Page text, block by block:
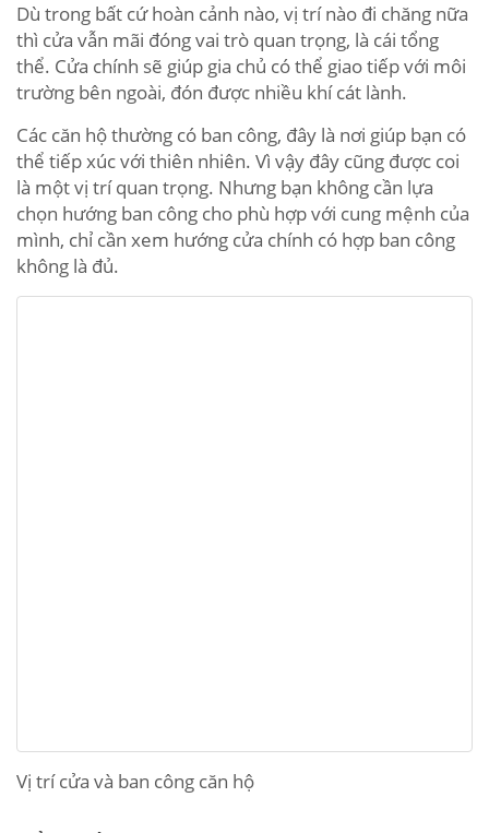
Dù trong bất cứ hoàn cảnh nào, vị trí nào đi chăng nữa
thì cửa vẫn mãi đóng vai trò quan trọng, là cái tổng
thể. Cửa chính sẽ giúp gia chủ có thể giao tiếp với môi
trường bên ngoài, đón được nhiều khí cát lành.
Các căn hộ thường có ban công, đây là nơi giúp bạn có
thể tiếp xúc với thiên nhiên. Vì vậy đây cũng được coi
là một vị trí quan trọng. Nhưng bạn không cần lựa
chọn hướng ban công cho phù hợp với cung mệnh của
mình, chỉ cần xem hướng cửa chính có hợp ban công
không là đủ.
Vị trí cửa và ban công căn hộ